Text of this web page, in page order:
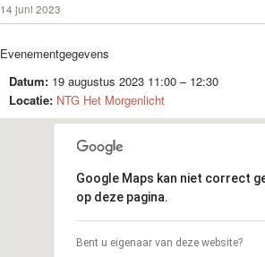
14 juni 2023
Evenementgegevens
Datum: 19 augustus 2023 11:00– 12:30
Locatie: NTG Het Morgenlicht
Google Maps kan niet correct
op deze pagina.
Bent u eigenaar van deze website?